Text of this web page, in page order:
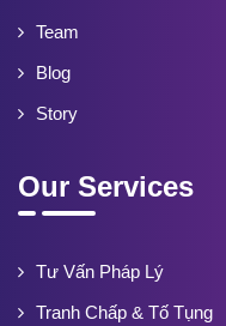
Team
Blog
Story
Our Services
Tư Vấn Pháp Lý
Tranh Chấp & Tố Tụng